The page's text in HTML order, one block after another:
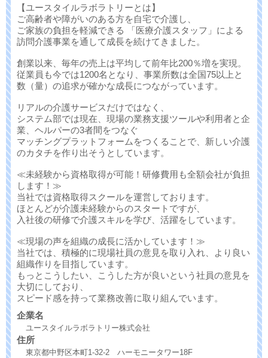
【ユースタイルラボラトリーとは】
ご高齢者や障がいのある方を自宅で介護し、
ご家族の負担を軽減できる 「医療介護スタッフ」による
訪問介護事業を通して成長を続けてきました。
創業以来、毎年の売上は平均して前年比200％増を実現。
従業員も今では1200名となり、事業所数は全国75以上と
数（量）の追求が確かな成長につながっています。
リアルの介護サービスだけではなく、
システム部では現在、現場の業務支援ツールや利用者と企
業、ヘルパーの3者間をつなぐ
マッチングプラットフォームをつくることで、新しい介護
のカタチを作り出そうとしています。
≪未経験から資格取得が可能！研修費用も全額会社が負担
します！≫
当社では資格取得スクールを運営しております。
ほとんどが介護未経験からのスタートですが、
入社後の研修で介護スキルを学び、活躍をしています。
≪現場の声を組織の成長に活かしています！≫
当社では、積極的に現場社員の意見を取り入れ、より良い
組織作りを目指しています。
もっとこうしたい、こうした方が良いという社員の意見を
大切にしており、
スピード感を持って業務改善に取り組んでいます。
企業名
ユースタイルラボラトリー株式会社
住所
東京都中野区本町1-32-2 ハーモニータワー18F